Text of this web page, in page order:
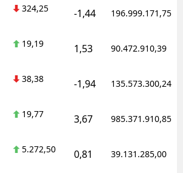
324,25 -1,44 196.999.171,75
19,19 1,53 90.472.910,39
38,38 -1,94 135.573.300,24
19,77 3,67 985.371.910,85
5.272,50 0,81 39.131.285,00